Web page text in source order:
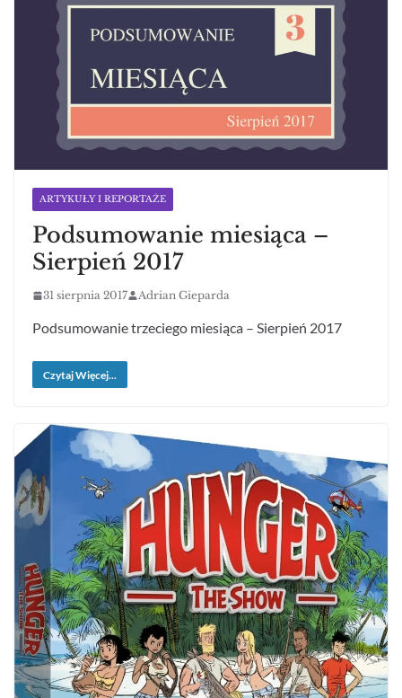
ARTYKUŁY I REPORTAŻE
Podsumowanie miesiąca –
Sierpień 2017
31 sierpnia 2017 Adrian Gieparda
Podsumowanie trzeciego miesiąca – Sierpień 2017
Czytaj Więcej...